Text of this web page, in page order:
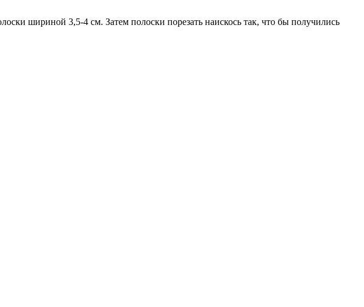
шириной 3,5-4 см. Затем полоски порезать наискось так, что бы получились